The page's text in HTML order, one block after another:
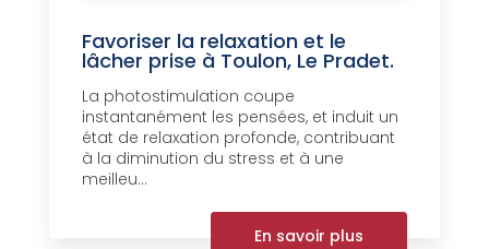
Favoriser la relaxation et le
lâcher prise à Toulon, Le Pradet.
La photostimulation coupe
instantanément les pensées, et induit un
état de relaxation profonde, contribuant
à la diminution du stress et à une
meilleu...
En savoir plus